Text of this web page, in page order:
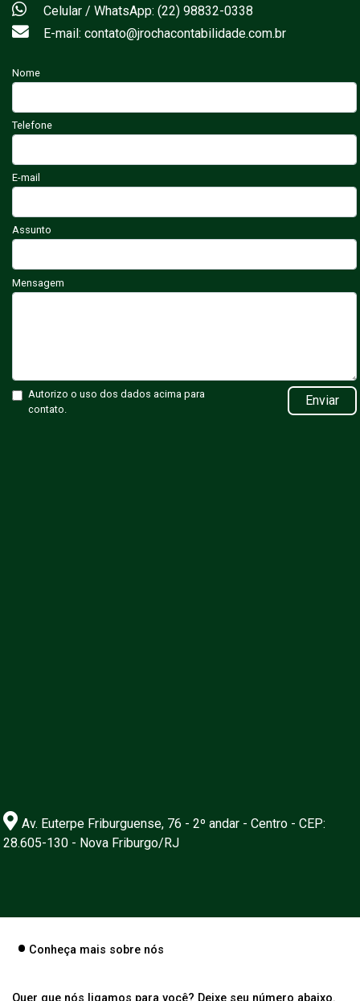
Celular / WhatsApp: (22) 98832-0338
E-mail: contato@jrochacontabilidade.com.br
Nome
Telefone
E-mail
Assunto
Mensagem
Autorizo o uso dos dados acima para
contato.
Enviar
Av. Euterpe Friburguense, 76 - 2º andar - Centro - CEP:
28.605-130 - Nova Friburgo/RJ
Conheça mais sobre nós
Quer que nós ligamos para você? Deixe seu número abaixo.